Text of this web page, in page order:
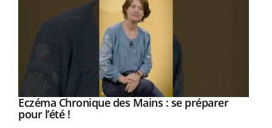
Youtube
Eczéma Chronique des Mains : se préparer
pour l’été !Youtube